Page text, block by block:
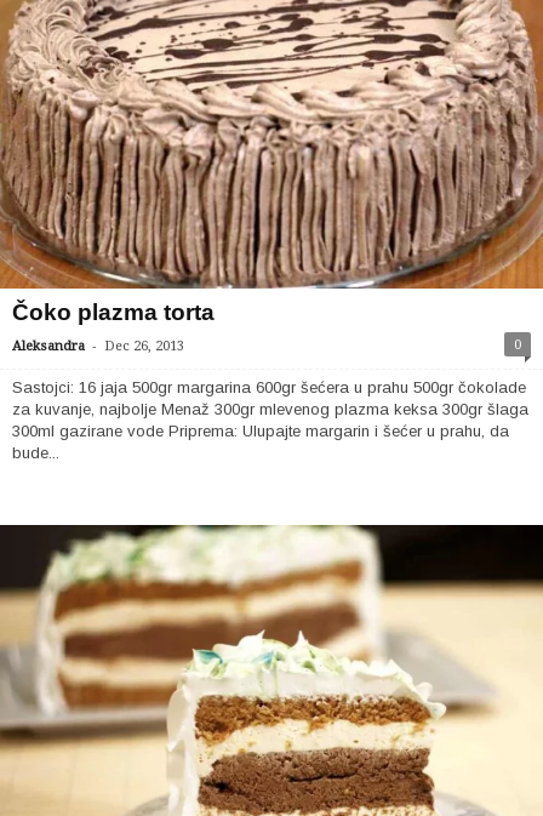
Čoko plazma torta
Aleksandra - Dec 26, 2013 0
Sastojci: 16 jaja 500gr margarina 600gr šećera u prahu 500gr čokolade
za kuvanje, najbolje Menaž 300gr mlevenog plazma keksa 300gr šlaga
300ml gazirane vode Priprema: Ulupajte margarin i šećer u prahu, da
bude...